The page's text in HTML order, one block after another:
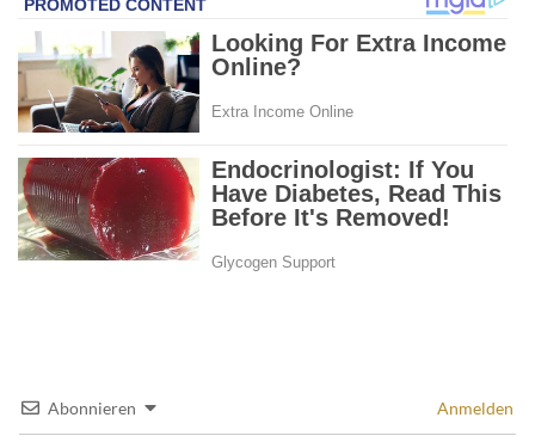
Abonnieren Anmelden